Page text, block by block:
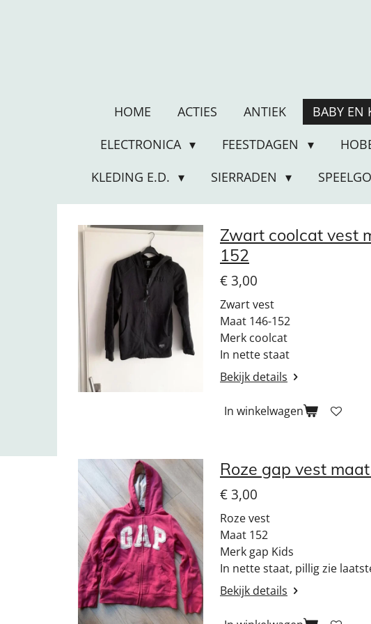
HOME ACTIES ANTIEK BABY EN
ELECTRONICA
FEESTDAGEN
KLEDING E.D.
SIERRADEN
Zwart coolcat vest
152
€ 3,00
Zwart vest
Maat 146-152
Merk coolcat
In nette staat
Bekijk details
In winkelwagen
Roze gap vest
€ 3,00
Roze vest
Maat 152
Merk gap Kids
In nette staat, pillig zie
Bekijk details